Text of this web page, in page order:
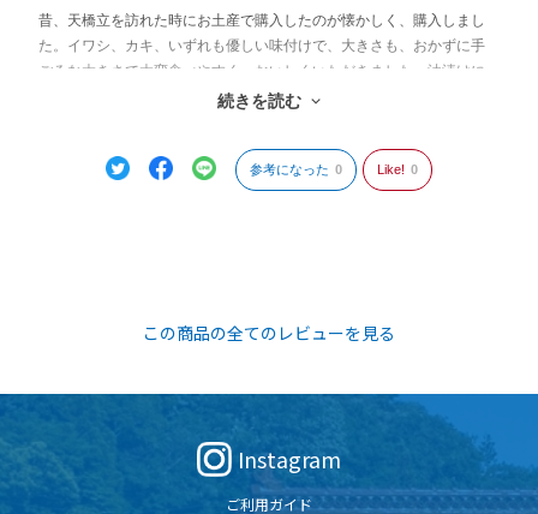
昔、天橋立を訪れた時にお土産で購入したのが懐かしく、購入しまし
た。イワシ、カキ、いずれも優しい味付けで、大きさも、おかずに手
ごろな大きさで大変食べやすく、おいしくいただきました。油漬けに
使われているオイル（綿実油）もサラッとしてクセのない油で、捨て
続きを読む
参考になった 0 Like! 0
この商品の全てのレビューを見る
Instagram
ご利用ガイド